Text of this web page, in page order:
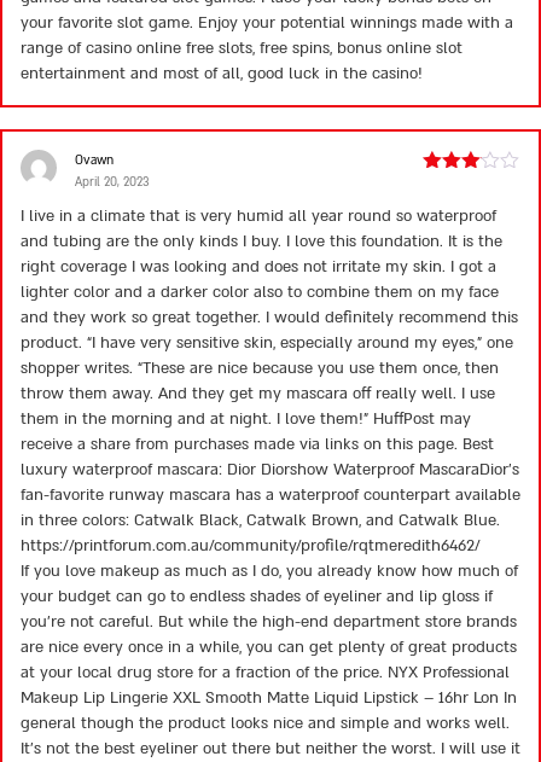
your favorite slot game. Enjoy your potential winnings made with a
range of casino online free slots, free spins, bonus online slot
entertainment and most of all, good luck in the casino!
of 5
Ovawn
April 20, 2023
I live in a climate that is very humid all year round so waterproof
and tubing are the only kinds I buy. I love this foundation. It is the
right coverage I was looking and does not irritate my skin. I got a
lighter color and a darker color also to combine them on my face
and they work so great together. I would definitely recommend this
product. “I have very sensitive skin, especially around my eyes,” one
shopper writes. “These are nice because you use them once, then
throw them away. And they get my mascara off really well. I use
them in the morning and at night. I love them!” HuffPost may
receive a share from purchases made via links on this page. Best
luxury waterproof mascara: Dior Diorshow Waterproof MascaraDior’s
fan-favorite runway mascara has a waterproof counterpart available
in three colors: Catwalk Black, Catwalk Brown, and Catwalk Blue.
https://printforum.com.au/community/profile/rqtmeredith6462/
If you love makeup as much as I do, you already know how much of
your budget can go to endless shades of eyeliner and lip gloss if
you’re not careful. But while the high-end department store brands
are nice every once in a while, you can get plenty of great products
at your local drug store for a fraction of the price. NYX Professional
Makeup Lip Lingerie XXL Smooth Matte Liquid Lipstick – 16hr Lon In
general though the product looks nice and simple and works well.
It’s not the best eyeliner out there but neither the worst. I will use it